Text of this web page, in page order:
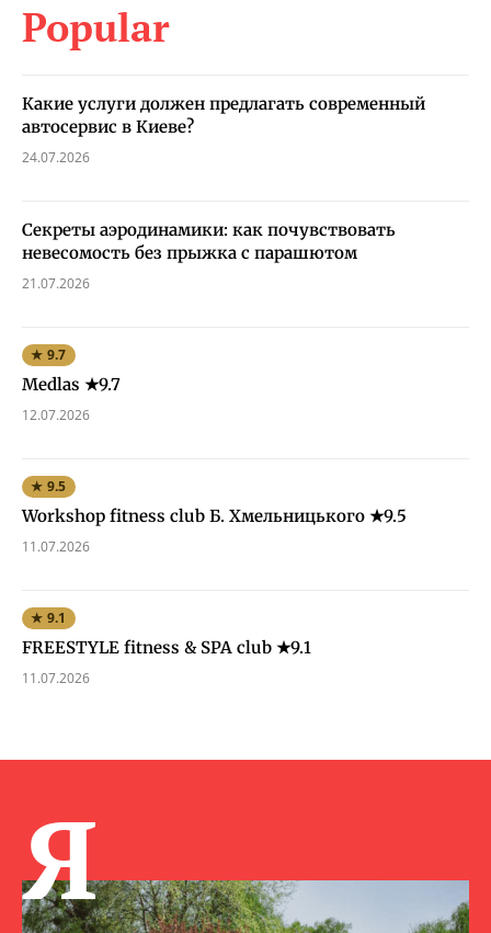
Popular
Какие услуги должен предлагать современный
автосервис в Киеве?
24.07.2026
Секреты аэродинамики: как почувствовать
невесомость без прыжка с парашютом
21.07.2026
★ 9.7
Medlas ★9.7
12.07.2026
★ 9.5
Workshop fitness club Б. Хмельницького ★9.5
11.07.2026
★ 9.1
FREESTYLE fitness & SPA club ★9.1
11.07.2026
Я